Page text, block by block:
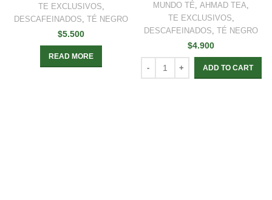
TE EXCLUSIVOS,
DESCAFEINADOS, TÉ NEGRO
$5.500
READ MORE
MUNDO TÉ, AHMAD TEA,
TE EXCLUSIVOS,
DESCAFEINADOS, TÉ NEGRO
$4.900
ADD TO CART